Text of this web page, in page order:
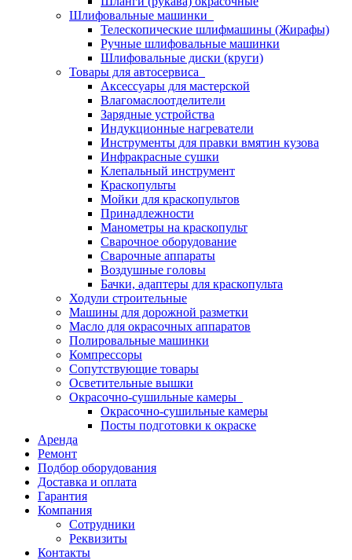
Шлифовальные машинки
Телескопические шлифмашины (Жирафы)
Ручные шлифовальные машинки
Шлифовальные диски (круги)
Товары для автосервиса
Аксессуары для мастерской
Влагомаслоотделители
Зарядные устройства
Индукционные нагреватели
Инструменты для правки вмятин кузова
Инфракрасные сушки
Клепальный инструмент
Краскопульты
Мойки для краскопультов
Принадлежности
Манометры на краскопульт
Сварочное оборудование
Сварочные аппараты
Воздушные головы
Бачки, адаптеры для краскопульта
Ходули строительные
Машины для дорожной разметки
Масло для окрасочных аппаратов
Полировальные машинки
Компрессоры
Сопутствующие товары
Осветительные вышки
Окрасочно-сушильные камеры
Окрасочно-сушильные камеры
Посты подготовки к окраске
Аренда
Ремонт
Подбор оборудования
Доставка и оплата
Гарантия
Компания
Сотрудники
Реквизиты
Контакты